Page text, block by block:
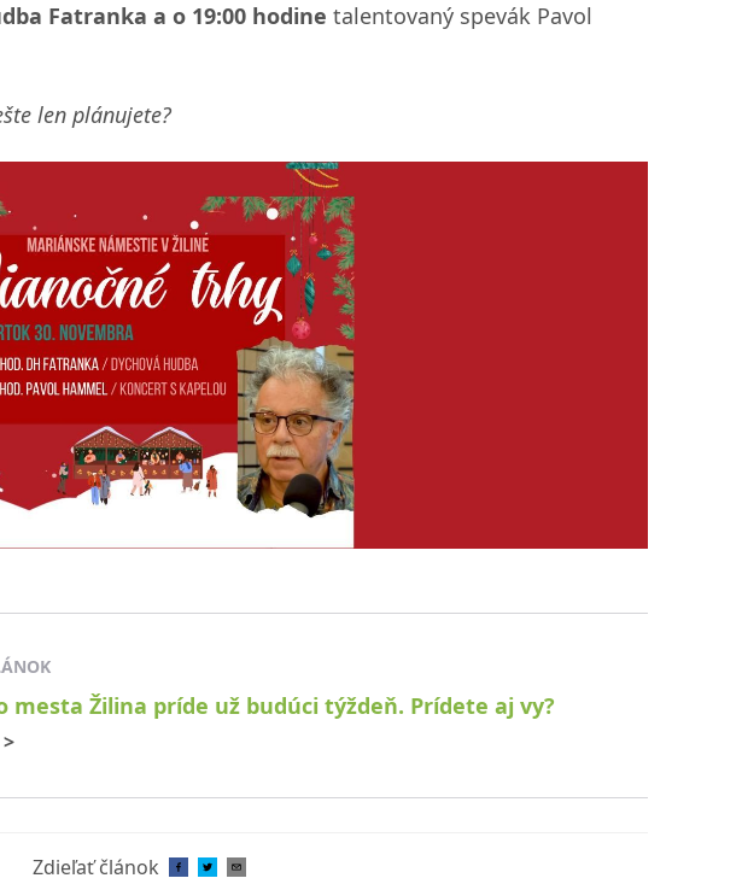
Fatranka a o 19:00 hodine talentovaný spevák Pavol
len plánujete?
mesta Žilina príde už budúci týždeň. Prídete aj vy?
>
Zdieľať článok